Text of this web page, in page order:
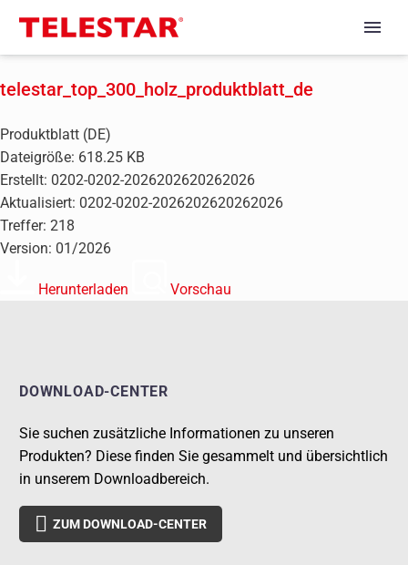
telestar_top_300_holz_produktblatt_de
Produktblatt (DE)
Dateigröße: 618.25 KB
Erstellt: 0202-0202-2026202620262026
Aktualisiert: 0202-0202-2026202620262026
Treffer: 218
Version: 01/2026
Herunterladen Vorschau
DOWNLOAD-CENTER
Sie suchen zusätzliche Informationen zu unseren
Produkten? Diese finden Sie gesammelt und übersichtlich
in unserem Downloadbereich.
 ZUM DOWNLOAD-CENTER